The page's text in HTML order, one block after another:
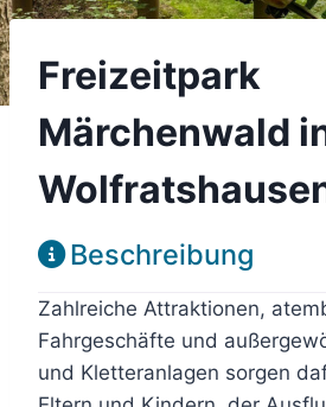
Freizeitpark
Märchenwald
Beschreibung
Zahlreiche Attraktionen,
Fahrgeschäfte und
und Kletteranlagen sorgen